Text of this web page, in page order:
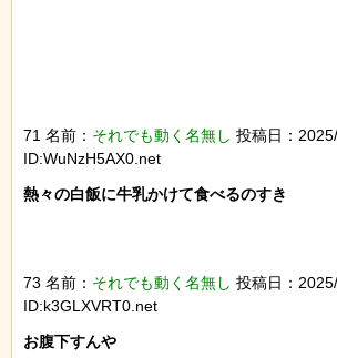
71 名前： それでも動く名無し 投稿日：
ID:WuNzH5AX0.net
熱々の白飯に牛乳かけて食べるのすき
73 名前： それでも動く名無し 投稿日：
ID:k3GLXVRT0.net
お腹下すんや